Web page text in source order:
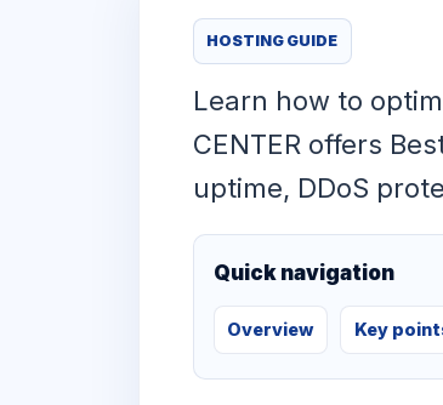
HOSTING GUIDE
Learn how to
CENTER offers
uptime, DDoS
Quick navigation
Overview Key